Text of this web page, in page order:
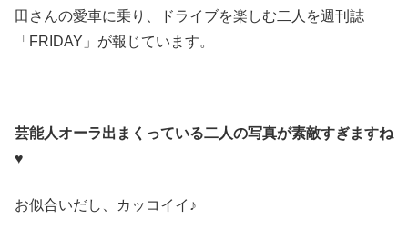
田さんの愛車に乗り、ドライブを楽しむ二人を週刊誌
「FRIDAY」が報じています。
芸能人オーラ出まくっている二人の写真が素敵すぎますね
♥
お似合いだし、カッコイイ♪